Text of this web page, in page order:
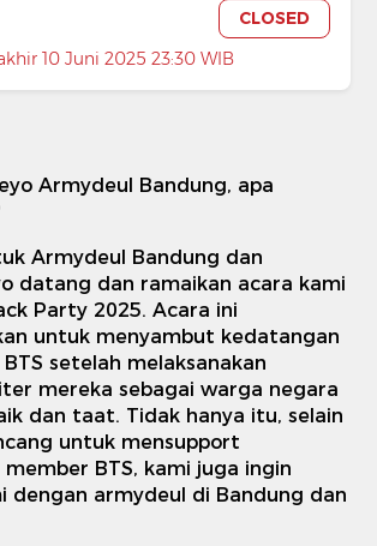
CLOSED
10 Juni 2025 23:30 WIB
Armydeul Bandung, apa
Armydeul Bandung dan
datang dan ramaikan acara kami
Party 2025. Acara ini
untuk menyambut kedatangan
setelah melaksanakan
mereka sebagai warga negara
dan taat. Tidak hanya itu, selain
untuk mensupport
BTS, kami juga ingin
dengan armydeul di Bandung dan